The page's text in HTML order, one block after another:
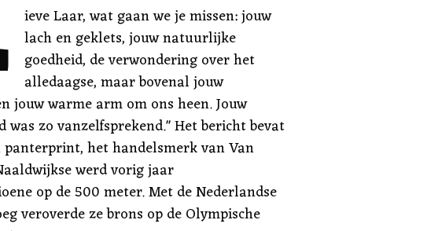
ieve Laar, wat gaan we je missen: jouw
lach en geklets, jouw natuurlijke
goedheid, de verwondering over het
alledaagse, maar bovenal jouw
jouw warme arm om ons heen. Jouw
was zo vanzelfsprekend." Het bericht bevat
het handelsmerk van Van
werd vorig jaar
op de 500 meter. Met de Nederlandse
veroverde ze brons op de Olympische